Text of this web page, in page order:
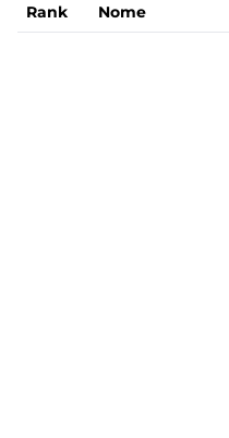
Rank Nome